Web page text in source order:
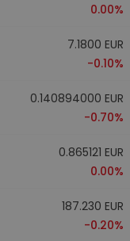
0.00%
7.1800 EUR
-0.10%
0.140894000 EUR
-0.70%
0.865121 EUR
0.00%
187.230 EUR
-0.20%